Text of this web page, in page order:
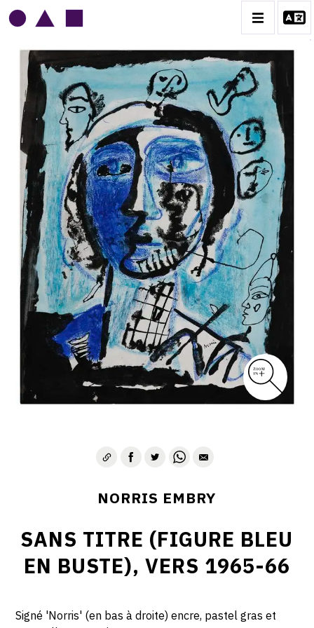
NORRIS EMBRY
BIOGRAPHIE
CATALOGUE DES OEUVRES
1945-1949
1950-1954
1955-1959
1960-1964
1964-1969
1970-1974
1975-1980
CONTACT
NORRIS EMBRY
SANS TITRE (FIGURE BLEU
EN BUSTE), VERS 1965-66
Signé 'Norris' (en bas à droite) encre, pastel gras et